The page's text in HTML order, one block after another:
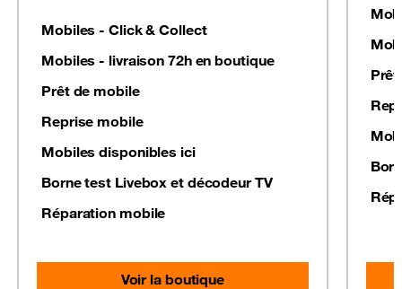
Mobiles - Click & Collect
Mobiles - livraison 72h en boutique
Prêt de mobile
Reprise mobile
Mobiles disponibles ici
Borne test Livebox et décodeur TV
Réparation mobile
Voir la boutique